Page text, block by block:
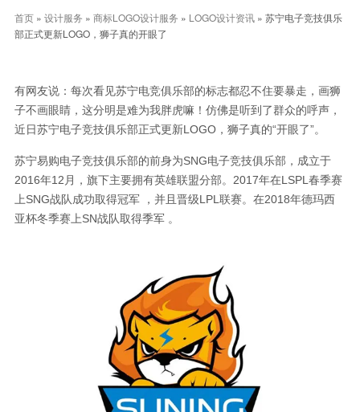
首页 » 设计服务 » 商标LOGO设计服务 » LOGO设计资讯 » 苏宁电子竞技俱乐
部正式更新LOGO，狮子真的开眼了
有网友说：每次看见苏宁电竞俱乐部的标志都忍不住要暴走，画狮
子不画眼睛，这分明是难为我胖虎嘛！仿佛是听到了群众的呼声，
近日苏宁电子竞技俱乐部正式更新LOGO，狮子真的“开眼了”。
苏宁易购电子竞技俱乐部的前身为SNG电子竞技俱乐部，成立于
2016年12月，旗下主要拥有英雄联盟分部。2017年在LSPL春季赛
上SNG战队成功取得冠军 ，并且晋级LPL联赛。在2018年德玛西
亚杯冬季赛上SN战队取得季军 。